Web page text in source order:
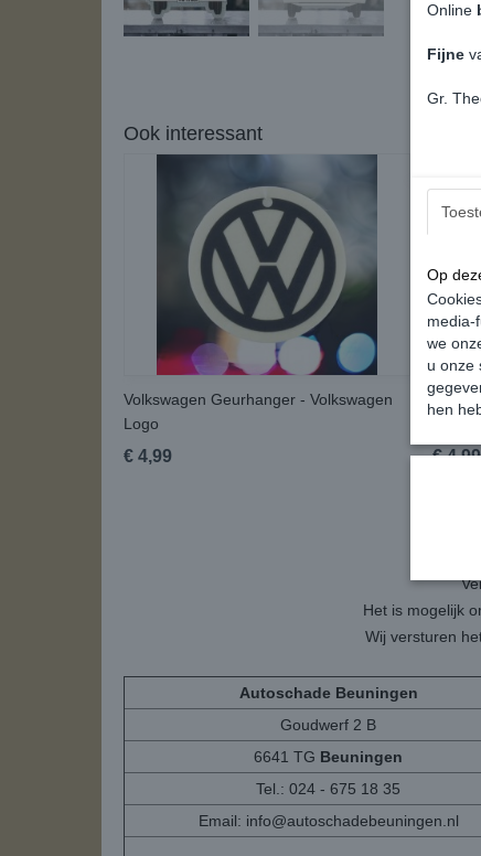
Ook interessant
Volkswagen Geurhanger - Volkswagen
Logo
€ 4,99 € 4,99
Het is mogelijk
Wij versturen
Autoschade Beuningen
Goudwerf 2 B
6641 TG Beuningen
Tel.: 024 - 675 18 35
Email: info@autoschadebeuningen.nl
Online
Fijne
Gr.
Op
media-
we
u onze
hen